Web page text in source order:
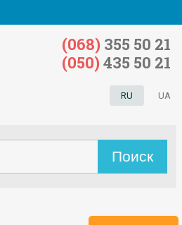
RU UA
(068) 355 50 21
(050) 435 50 21